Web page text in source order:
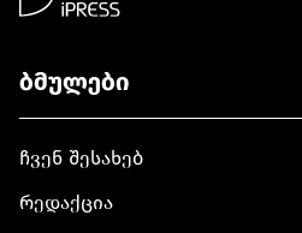
ბმულები
ჩვენ შესახებ
რედაქცია